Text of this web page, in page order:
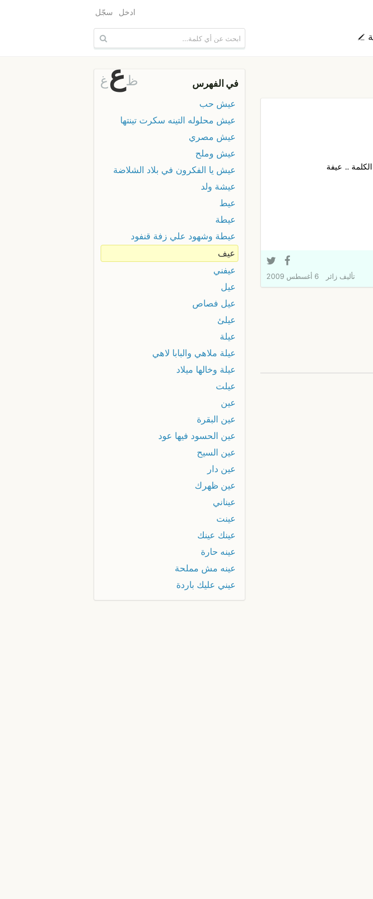
ادخل سجّل
.. عيفة
تأليف زائر 6 أغسطس 2009
في الفهرس ظعغ
عيش حب
عيش محلوله التينه سكرت تينتها
عيش مصري
عيش وملح
عيش يا الفكرون في بلاد الشلاضة
عيشة ولد
عيط
عيطة
عيطة وشهود علي زفة قنفود
عيف
عيفني
عيل
عيل فصاص
عيلئ
عيلة
عيلة ملاهي والبابا لاهي
عيلة وخالها ميلاد
عيلت
عين
عين البقرة
عين الحسود فيها عود
عين السيح
عين دار
عين ظهرك
عيناني
عينت
عينك عينك
عينه حارة
عينه مش مملحة
عيني عليك باردة